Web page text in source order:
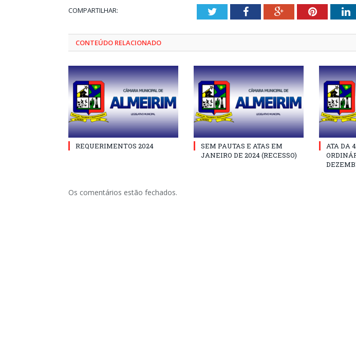
COMPARTILHAR: TwitterFacebookGoogle+Pinterest
CONTEÚDO RELACIONADO
REQUERIMENTOS 2024
SEM PAUTAS E ATAS EM
JANEIRO DE 2024 (RECESSO)
ATA DA
Os comentários estão fechados.